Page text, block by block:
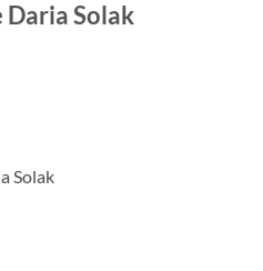
Daria Solak
Solak